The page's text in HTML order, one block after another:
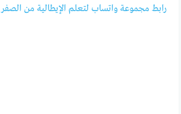
رابط مجموعة واتساب لتعلم الإيطالية من الصفر